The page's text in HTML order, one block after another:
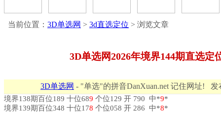
当前位置： 3D单选网 > 3d直选定位 > 浏览文章
3D单选网2026年境界144期直选定
3D单选网 - "单选"的拼音DanXuan.net 记住网址! 发
境界138期百位189 十位689 个位129 开 790 中*9*
境界139期百位348 十位178 个位058 开 286 中*8*